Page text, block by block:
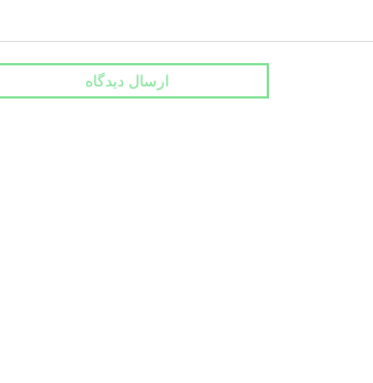
ارسال دیدگاه